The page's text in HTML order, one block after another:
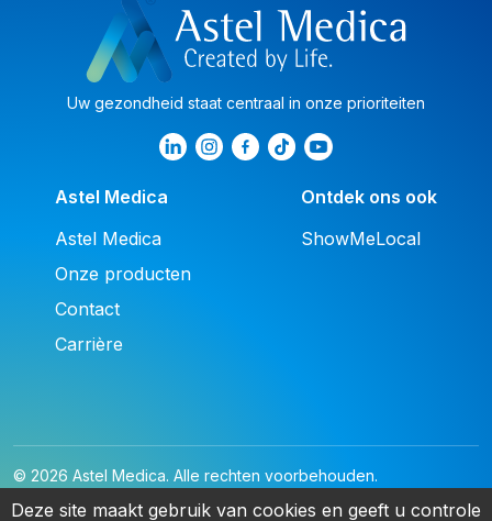
Uw gezondheid staat centraal in onze prioriteiten
Astel Medica
Astel Medica
Onze producten
Contact
Carrière
Ontdek ons ook
ShowMeLocal
© 2026 Astel Medica. Alle rechten voorbehouden.
Juridische kennisgeving privacybeleid Cookies
Deze site maakt gebruik van cookies en geeft u controle